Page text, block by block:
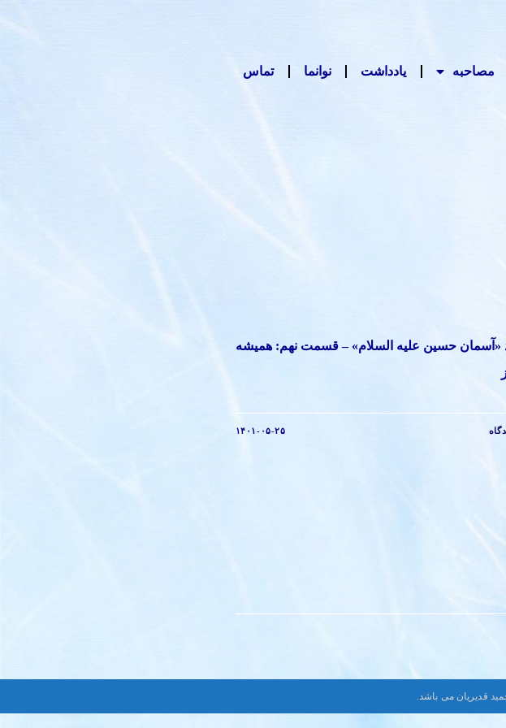
مصاحبه‌ یادداشت‌ نوانما تماس
«آسمان حسین علیه السلام» – قسمت نهم: همیشه
۱۴۰۱-۰۵-۲۵
قدیریان می باشد.